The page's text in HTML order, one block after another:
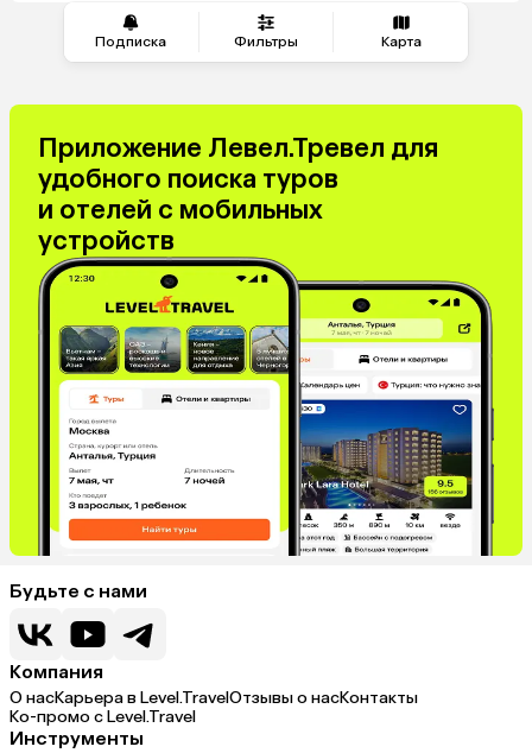
Подписка Фильтры Карта
Приложение Левел.Тревел для
удобного поиска туров
и отелей с мобильных
устройств
Будьте с нами
Компания
О насКарьера в Level.TravelОтзывы о насКонтакты
Ко-промо с Level.Travel
Инструменты